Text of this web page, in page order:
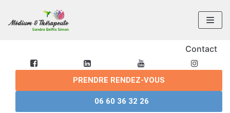
au
Contact
PRENDRE RENDEZ-VOUS
06 60 36 32 26